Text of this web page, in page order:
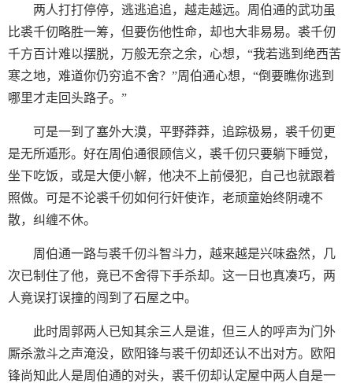
两人打打停停，逃逃追追，越走越远。周伯通的武功虽
比裘千仞略胜一筹，但要伤他性命，却也大非易易。裘千仞
千方百计难以摆脱，万般无奈之余，心想，“我若逃到绝西苦
寒之地，难道你仍穷追不舍？”周伯通心想，“倒要瞧你逃到
哪里才走回头路子。”
可是一到了塞外大漠，平野莽莽，追踪极易，裘千仞更
是无所遁形。好在周伯通很顾信义，裘千仞只要躺下睡觉，
坐下吃饭，或是大便小解，他决不上前侵犯，自己也就跟着
照做。可是不论裘千仞如何行奸使诈，老顽童始终阴魂不
散，纠缠不休。
周伯通一路与裘千仞斗智斗力，越来越是兴味盎然，几
次已制住了他，竟已不舍得下手杀却。这一日也真凑巧，两
人竟误打误撞的闯到了石屋之中。
此时周郭两人已知其余三人是谁，但三人的呼声为门外
厮杀激斗之声淹没，欧阳锋与裘千仞却还认不出对方。欧阳
锋尚知此人是周伯通的对头，裘千仞却认定屋中两人自是一